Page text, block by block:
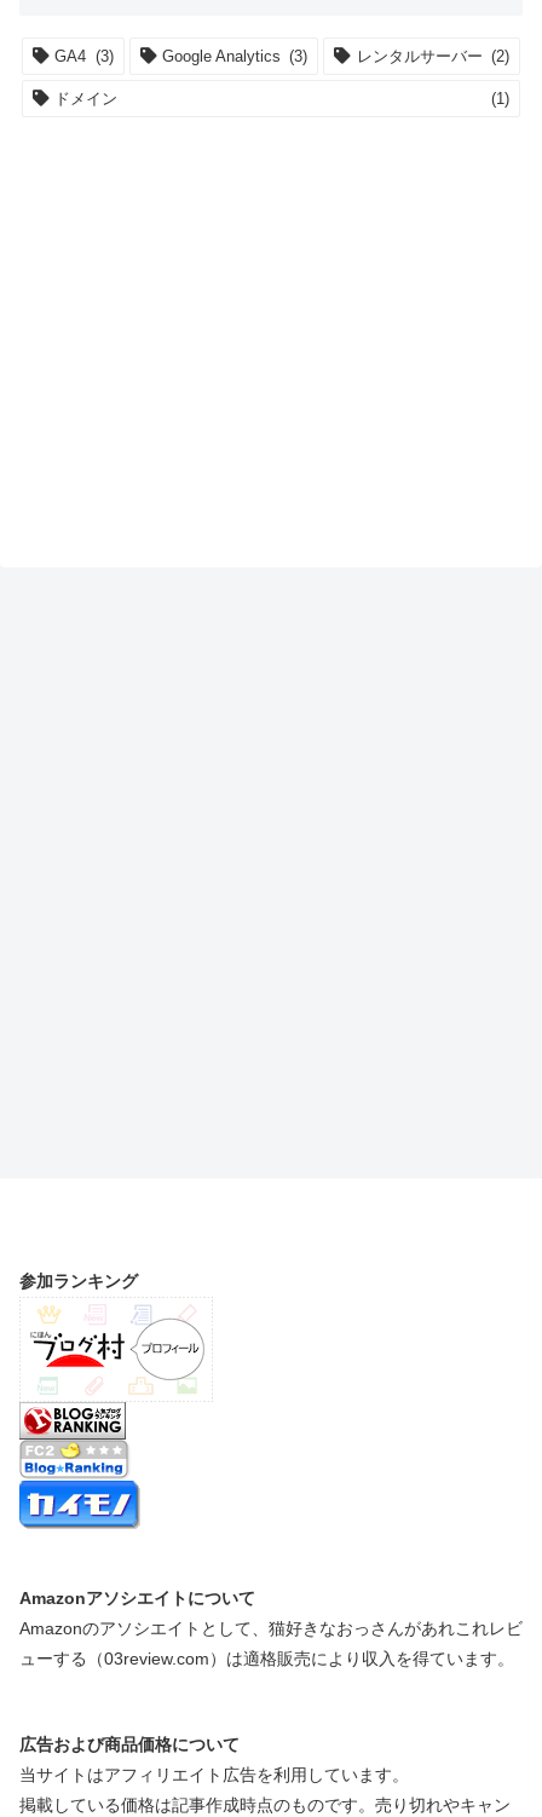
GA4 (3) Google Analytics (3) レンタルサーバー (2)
ドメイン (1)
参加ランキング
Amazonアソシエイトについて
Amazonのアソシエイトとして、猫好きなおっさんがあれこれレビ
ューする（03review.com）は適格販売により収入を得ています。
広告および商品価格について
当サイトはアフィリエイト広告を利用しています。
掲載している価格は記事作成時点のものです。売り切れやキャン